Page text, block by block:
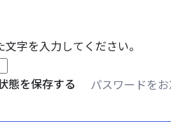
字を入力してください。
態を保存する パスワードを